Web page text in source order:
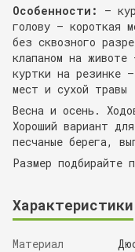
Особенности:
—
голову — короткая
без сквозного
клапаном на
куртки на резинке
мест и сухой травы
Весна и осень.
Хороший вариант
песчаные берега,
Размер подбирайте
Характеристики
Материал